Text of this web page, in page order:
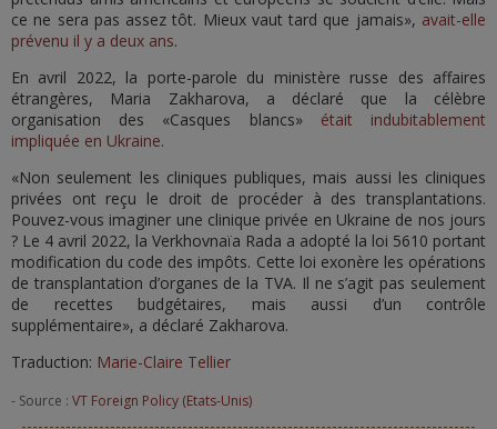
ce ne sera pas assez tôt. Mieux vaut tard que jamais», avait-elle
prévenu il y a deux ans.
En avril 2022, la porte-parole du ministère russe des affaires
étrangères, Maria Zakharova, a déclaré que la célèbre
organisation des «Casques blancs» était indubitablement
impliquée en Ukraine.
«Non seulement les cliniques publiques, mais aussi les cliniques
privées ont reçu le droit de procéder à des transplantations.
Pouvez-vous imaginer une clinique privée en Ukraine de nos jours
? Le 4 avril 2022, la Verkhovnaïa Rada a adopté la loi 5610 portant
modification du code des impôts. Cette loi exonère les opérations
de transplantation d’organes de la TVA. Il ne s’agit pas seulement
de recettes budgétaires, mais aussi d’un contrôle
supplémentaire», a déclaré Zakharova.
Traduction: Marie-Claire Tellier
- Source : VT Foreign Policy (Etats-Unis)